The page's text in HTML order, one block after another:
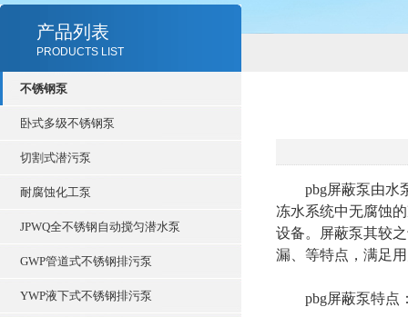
产品列表
PRODUCTS LIST
不锈钢泵
卧式多级不锈钢泵
切割式潜污泵
耐腐蚀化工泵
JPWQ全不锈钢自动搅匀潜水泵
GWP管道式不锈钢排污泵
YWP液下式不锈钢排污泵
pbg屏蔽泵由水泵
冻水系统中无腐蚀
设备。屏蔽泵其较
漏、等特点，满足
pbg屏蔽泵特点